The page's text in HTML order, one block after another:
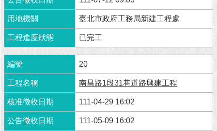
臺北市政府工務局新建工程處
已完工
20
南昌路1段31巷道路興建工程
111-04-29 16:02
111-05-09 16:02